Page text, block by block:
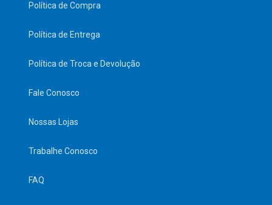
Política de Compra
Política de Entrega
Política de Troca e Devolução
Fale Conosco
Nossas Lojas
Trabalhe Conosco
FAQ